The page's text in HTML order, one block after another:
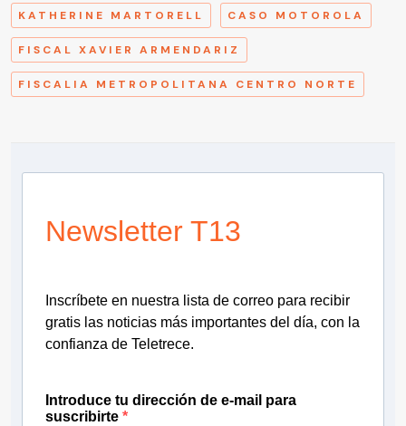
KATHERINE MARTORELL CASO MOTOROLA
FISCAL XAVIER ARMENDARIZ
FISCALIA METROPOLITANA CENTRO NORTE
Newsletter T13
Inscríbete en nuestra lista de correo para recibir
gratis las noticias más importantes del día, con la
confianza de Teletrece.
Introduce tu dirección de e-mail para
suscribirte